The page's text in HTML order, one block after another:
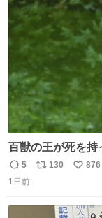
数
百獣の王が死を持って発
でない日本の夏
命を護ってください…と 治療中のライオン
動物公園にて 残
返
信
5
リ
130
い
数
876
1日前